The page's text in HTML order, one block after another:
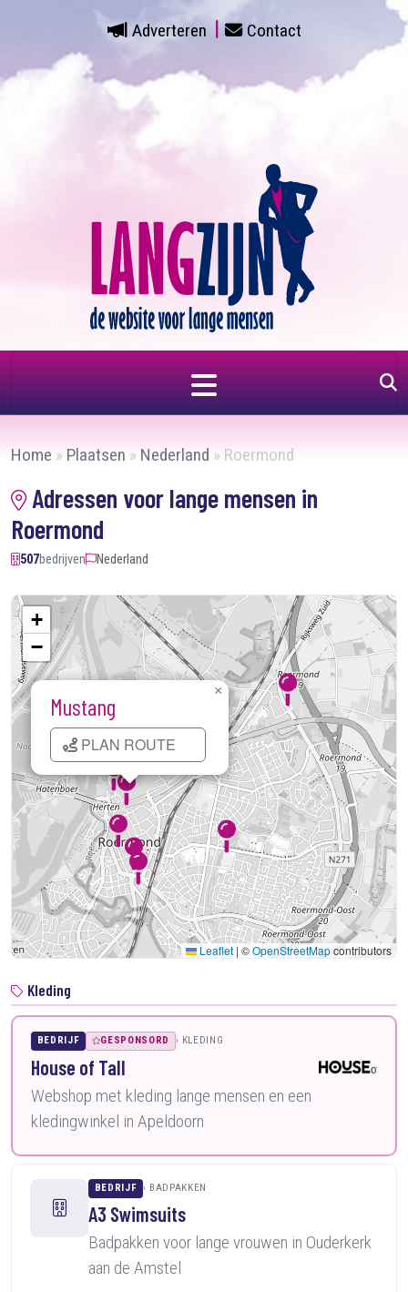
Adverteren Contact
Home » Plaatsen » Nederland » Roermond
Adressen voor lange mensen in
Roermond
507bedrijven Nederland
Kaart laden...
Mustang
PLAN ROUTE
×
+
−
Leaflet | ©OpenStreetMapcontributors
Kleding
BEDRIJF GESPONSORD KLEDING
House of Tall
Webshop met kleding lange mensen en een
kledingwinkel in Apeldoorn
BEDRIJF BADPAKKEN
A3 Swimsuits
Badpakken voor lange vrouwen in Ouderkerk
aan de Amstel